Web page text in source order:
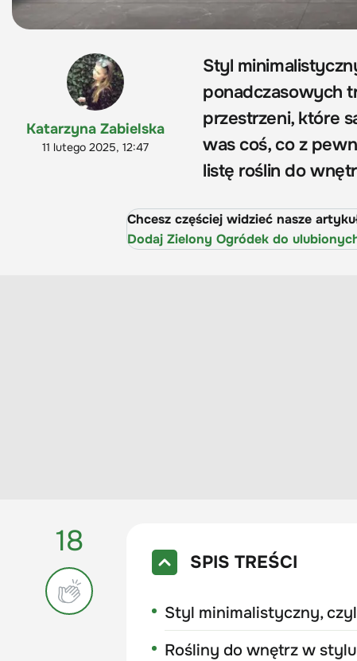
Katarzyna Zabielska
11 lutego 2025, 12:47
Styl
ponadczasowych
przestrzeni, które
was coś, co z
listę roślin do
Chcesz częściej widzieć nasze
Dodaj Zielony Ogródek do
18
SPIS TREŚCI
Styl minimalistyczny,
Rośliny do wnętrz w